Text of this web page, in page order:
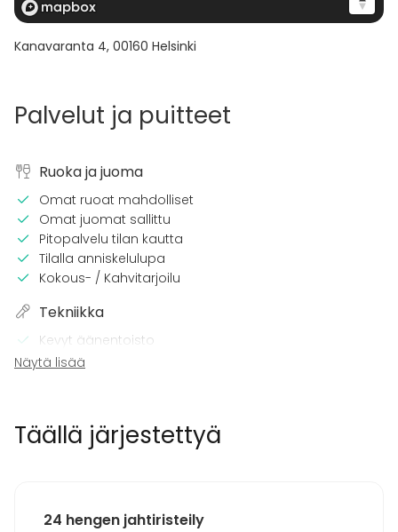
Kanavaranta 4, 00160 Helsinki
Palvelut ja puitteet
Ruoka ja juoma
Omat ruoat mahdolliset
Omat juomat sallittu
Pitopalvelu tilan kautta
Tilalla anniskelulupa
Kokous- / Kahvitarjoilu
Tekniikka
Kevyt äänentoisto
Videotykki tai esitysnäyttö
Pro äänilaitteisto
Terassi
Näytä lisää
Täällä järjestettyä
24 hengen jahtiristeily